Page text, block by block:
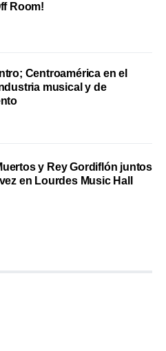
Room!
Centroamérica en el
musical y de
y Rey Gordiflón juntos
en Lourdes Music Hall